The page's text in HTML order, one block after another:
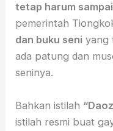
tetap harum
pemerintah
dan buku seni yang
ada patung dan
seninya.
Bahkan istilah
istilah resmi buat